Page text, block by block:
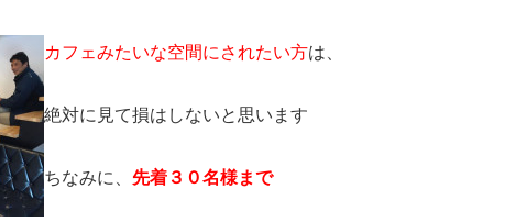
カフェみたいな空間にされたい方は、
絶対に見て損はしないと思います
ちなみに、 先着３０名様まで